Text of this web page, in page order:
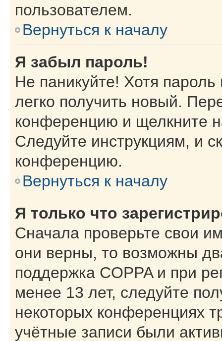
пользователем.
Вернуться к началу
Я забыл пароль!
Не паникуйте! Хотя
легко получить новый.
конференцию и щелкните
Следуйте инструкциям, и
конференцию.
Вернуться к началу
Я только что
Сначала проверьте свои
они верны, то возможны
поддержка COPPA и при
менее 13 лет, следуйте
некоторых конференциях
учётные записи были